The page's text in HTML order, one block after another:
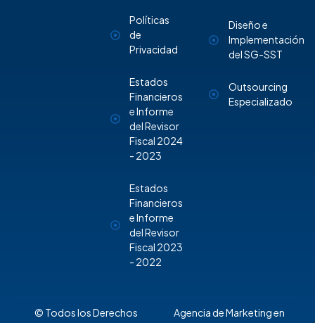
Políticas
de
Privacidad
Estados
Financieros
e Informe
del Revisor
Fiscal 2024
- 2023
Estados
Financieros
e Informe
del Revisor
Fiscal 2023
- 2022
Diseño e
Implementación
del SG-SST
Outsourcing
Especializado
© Todos los Derechos
Agencia de Marketing en